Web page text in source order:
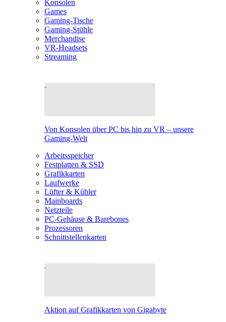
Konsolen
Games
Gaming-Tische
Gaming-Stühle
Merchandise
VR-Headsets
Streaming
Von Konsolen über PC bis hin zu VR – unsere
Gaming-Welt
Arbeitsspeicher
Festplatten & SSD
Grafikkarten
Laufwerke
Lüfter & Kühler
Mainboards
Netzteile
PC-Gehäuse & Barebones
Prozessoren
Schnittstellenkarten
Aktion auf Grafikkarten von Gigabyte